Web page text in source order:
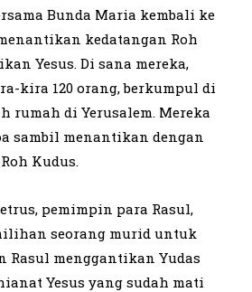
Bunda Maria kembali ke
kedatangan Roh
Yesus. Di sana mereka,
­kira 120 orang, berkumpul di
rumah di Yerusalem. Mereka
sambil menantikan dengan
Kudus.
pemimpin para Rasul,
seorang murid untuk
Rasul menggantikan Yudas
Yesus yang sudah mati